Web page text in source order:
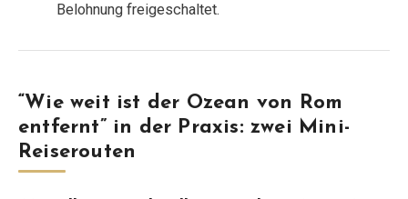
Belohnung freigeschaltet.
“Wie weit ist der Ozean von Rom
entfernt” in der Praxis: zwei Mini-
Reiserouten